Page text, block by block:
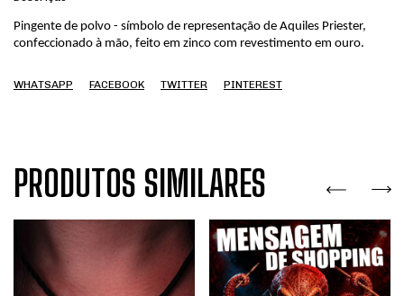
Pingente de polvo - símbolo de representação de Aquiles Priester,
confeccionado à mão, feito em zinco com revestimento em ouro.
WHATSAPP FACEBOOK TWITTER PINTEREST
PRODUTOS SIMILARES